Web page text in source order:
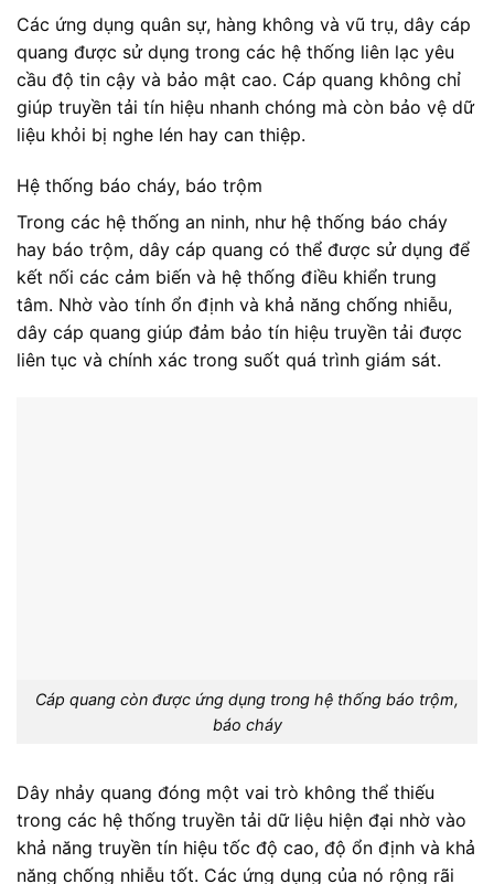
Các ứng dụng quân sự, hàng không và vũ trụ, dây cáp
quang được sử dụng trong các hệ thống liên lạc yêu
cầu độ tin cậy và bảo mật cao. Cáp quang không chỉ
giúp truyền tải tín hiệu nhanh chóng mà còn bảo vệ dữ
liệu khỏi bị nghe lén hay can thiệp.
Hệ thống báo cháy, báo trộm
Trong các hệ thống an ninh, như hệ thống báo cháy
hay báo trộm, dây cáp quang có thể được sử dụng để
kết nối các cảm biến và hệ thống điều khiển trung
tâm. Nhờ vào tính ổn định và khả năng chống nhiễu,
dây cáp quang giúp đảm bảo tín hiệu truyền tải được
liên tục và chính xác trong suốt quá trình giám sát.
Cáp quang còn được ứng dụng trong hệ thống báo trộm,
báo cháy
Dây nhảy quang đóng một vai trò không thể thiếu
trong các hệ thống truyền tải dữ liệu hiện đại nhờ vào
khả năng truyền tín hiệu tốc độ cao, độ ổn định và khả
năng chống nhiễu tốt. Các ứng dụng của nó rộng rãi